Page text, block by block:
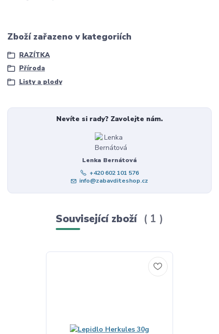
Zboží zařazeno v kategoriích
RAZÍTKA
Příroda
Listy a plody
Nevíte si rady? Zavolejte nám.
Lenka Bernátová
+420 602 101 576
info@zabavditeshop.cz
Související zboží 1